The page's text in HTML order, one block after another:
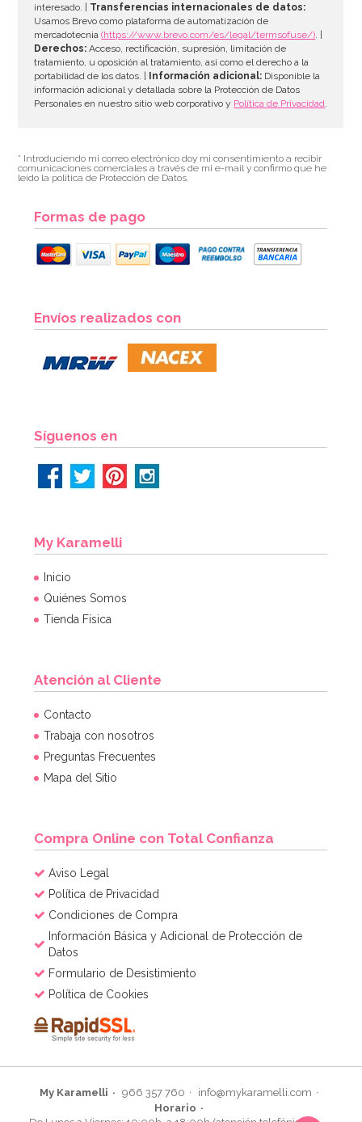
interesado. | Transferencias internacionales de datos:
Usamos Brevo como plataforma de automatización de
mercadotecnia(https://www.brevo.com/es/legal/termsofuse/) . |
Derechos: Acceso, rectificación, supresión, limitación de
tratamiento, u oposición al tratamiento, así como el derecho a la
portabilidad de los datos. | Información adicional: Disponible la
información adicional y detallada sobre la Protección de Datos
Personales en nuestro sitio web corporativo y Política de Privacidad
* Introduciendo mi correo electrónico doy mi consentimiento a recibir
comunicaciones comerciales a través de mi e-mail y confirmo que he
leído la política de Protección de Datos.
Formas de pago
Envíos realizados con
Síguenos en
My Karamelli
Inicio
Quiénes Somos
Tienda Física
Atención al Cliente
Contacto
Trabaja con nosotros
Preguntas Frecuentes
Mapa del Sitio
Compra Online con Total Confianza
Aviso Legal
Política de Privacidad
Condiciones de Compra
Información Básica y Adicional de Protección de
Datos
Formulario de Desistimiento
Política de Cookies
My Karamelli 966 357 760
info@mykaramelli.com
Horario